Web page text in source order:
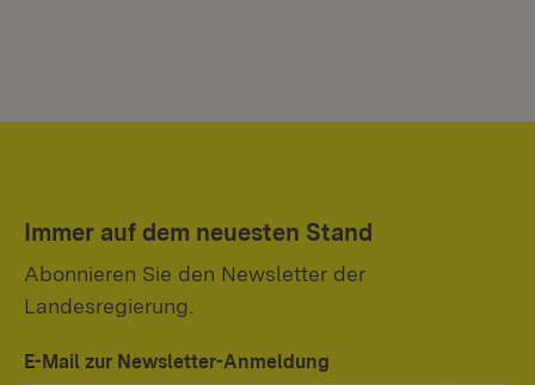
Immer auf dem neuesten Stand
Abonnieren Sie den Newsletter der
Landesregierung.
E-Mail zur Newsletter-Anmeldung